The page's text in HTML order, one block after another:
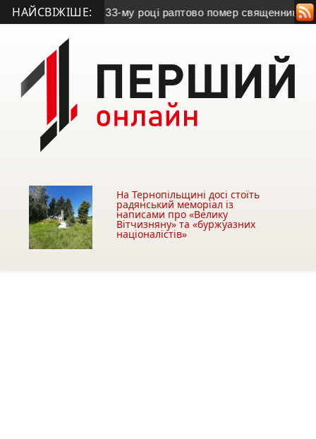
НАЙСВІЖІШЕ:
бинт • На 33-му році раптово помер священник з
На Тернопільщині досі стоїть
радянський меморіал із
написами про «Велику
Вітчизняну» та «буржуазних
націоналістів»